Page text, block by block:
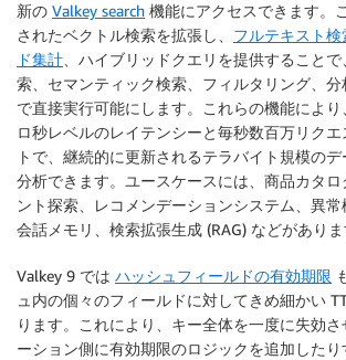
新の Valkey search 機能にアクセスできます。
されたベクトル検索を拡張し、 フルテキスト
ド集計 、ハイブリッドクエリを提供すること
索、セマンティック検索、フィルタリング、
で直接実行可能にします。これらの機能によ
ロ秒レベルのレイテンシーと毎秒数百万リク
トで、継続的に更新されるテラバイト規模の
分析できます。ユースケースには、商品カタロ
ント探索、レコメンデーションシステム、異常
会話メモリ、検索拡張生成 (RAG) などがありま
Valkey 9 では ハッシュフィールドの有効期限
ュ内の個々のフィールドに対してきめ細かい
ります。これにより、キー全体を一度に失効
ーション側に有効期限のロジックを追加した